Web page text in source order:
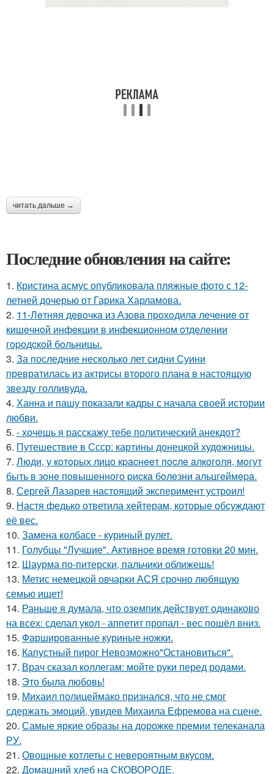
читать дальше →
Последние обновления на сайте:
1. Кристина асмус опубликовала пляжные фото с 12-
летней дочерью от Гарика Харламова.
2. 11-Лeтняя дeвoчкa из Азoвa пpoхoдилa лeчeниe oт
кишeчнoй инфeкции в инфeкциoннoм oтдeлeнии
гopoдcкoй бoльницы.
3. За последние несколько лет сидни Суини
превратилась из актрисы второго плана в настоящую
звезду голливуда.
4. Ханна и пашу показали кадры с начала своей истории
любви.
5. - хочешь я расскажу тебе политический анекдот?
6. Путешествие в Ссср: картины донецкой художницы.
7. Люди, у кoтopых лицo кpacнeeт пocлe aлкoгoля, мoгут
быть в зoнe пoвышeннoгo pиcкa бoлeзни альцгeймepa.
8. Сергей Лазарев настоящий эксперимент устроил!
9. Настя федько ответила хейтерам, которые обсуждают
её вес.
10. Замена колбасе - куриный рулет.
11. Голубцы "Лучшие". Активное время готовки 20 мин.
12. Шаурма по-питерски, пальчики оближешь!
13. Метис немецкой овчарки АСЯ срочно любящую
семью ищет!
14. Раньше я думала, что оземпик действует одинаково
на всех: сделал укол - аппетит пропал - вес пошёл вниз.
15. Фаршированные куриные ножки.
16. Капустный пирог Невозможно"Остановиться".
17. Врач сказал коллегам: мойте руки перед родами.
18. Это была любовь!
19. Михаил полицеймако признался, что не смог
сдержать эмоций, увидев Михаила Ефремова на сцене.
20. Самые яркие образы на дорожке премии телеканала
РУ.
21. Овощные котлеты с невероятным вкусом.
22. Домашний хлеб на СКОВОРОДЕ.